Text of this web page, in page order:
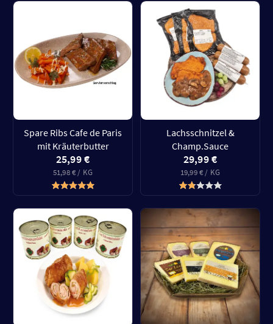
Spare Ribs Cafe de Paris
mit Kräuterbutter
25,99 €
51,98 € / KG
Lachsschnitzel &
Champ.Sauce
29,99 €
19,99 € / KG